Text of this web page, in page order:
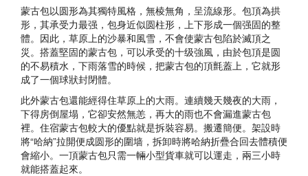
蒙古包以圆形為其獨特風格，無棱無角，呈流線形。包頂為拱
形，其承受力最强，包身近似圆柱形，上下形成一個强固的整
體。因此，草原上的沙暴和風雪，不會使蒙古包陷於滅頂之
災。搭蓋堅固的蒙古包，可以承受的十级強風，由於包頂是圆
的不易積水，下雨落雪的時候，把蒙古包的頂氈蓋上，它就形
成了一個球狀封閉體。
此外蒙古包還能經得住草原上的大雨。連續幾天幾夜的大雨，
下得房倒屋塌，它卻安然無恙，再大的雨也不會漏進蒙古包
裡。住宿蒙古包較大的優點就是拆裝容易。搬遷簡便。架設時
將“哈納”拉開便成圆形的圍墙，拆卸時將哈納折疊合回去體積便
會縮小。一頂蒙古包只需一輛小型貨車就可以運走，兩三小時
就能搭蓋起來。